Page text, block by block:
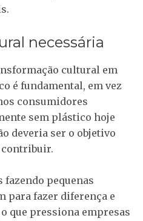
necessária
cultural em
é fundamental, em vez
consumidores
sem plástico hoje
deveria ser o objetivo
fazendo pequenas
para fazer diferença e
que pressiona empresas